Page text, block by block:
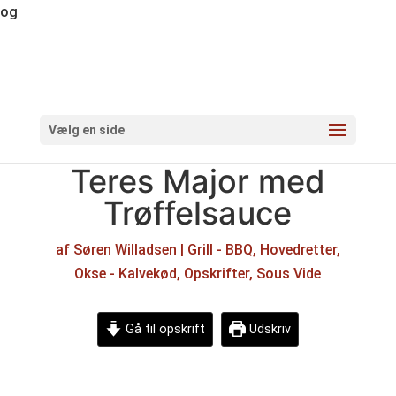
og
Vælg en side
Teres Major med
Trøffelsauce
af Søren Willadsen | Grill - BBQ, Hovedretter,
Okse - Kalvekød, Opskrifter, Sous Vide
Gå til opskrift Udskriv